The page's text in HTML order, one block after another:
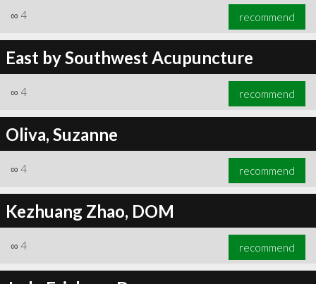
∞ 4 recommend
East by Southwest Acupuncture
∞ 4 recommend
Oliva, Suzanne
∞ 4 recommend
Kezhuang Zhao, DOM
∞ 4 recommend